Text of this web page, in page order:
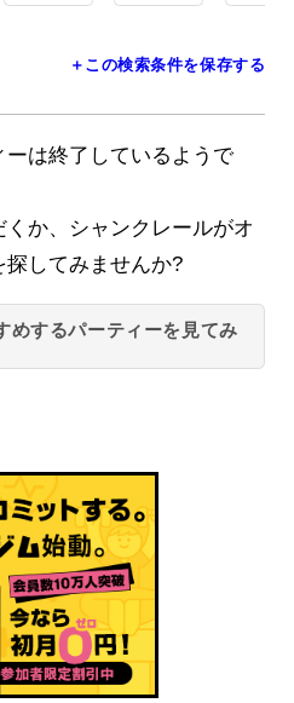
＋この検索条件を保存する
は終了しているようで
か、シャンクレールがオ
してみませんか?
めするパーティーを見てみ